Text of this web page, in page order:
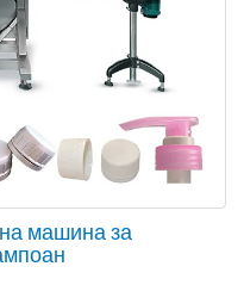
машина за